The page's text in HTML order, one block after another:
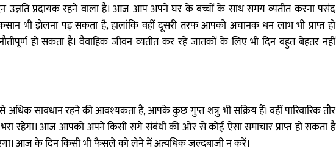
उन्नति प्रदायक रहने वाला है। आज आप अपने घर के बच्चों के साथ समय व्यतीत करना पसंद
भी झेलना पड़ सकता है, हालांकि वहीं दूसरी तरफ आपको अचानक धन लाभ भी प्राप्त हो
हो सकता है। वैवाहिक जीवन व्यतीत कर रहे जातकों के लिए भी दिन बहुत बेहतर नहीं
सावधान रहने की आवश्यकता है, आपके कुछ गुप्त शत्रु भी सक्रिय हैं। वहीं पारिवारिक तौर
भरा रहेगा। आज आपको अपने किसी सगे संबंधी की ओर से कोई ऐसा समाचार प्राप्त हो सकता है
आज के दिन किसी भी फैसले को लेने में अत्यधिक जल्दबाजी न करें।